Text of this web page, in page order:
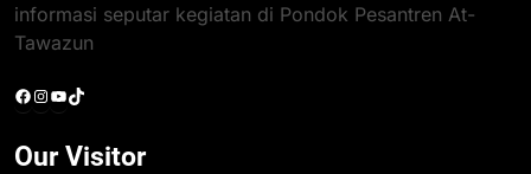
informasi seputar kegiatan di Pondok Pesantren At-
Tawazun
Facebook
Instagram
YouTube
TikTok
Our Visitor